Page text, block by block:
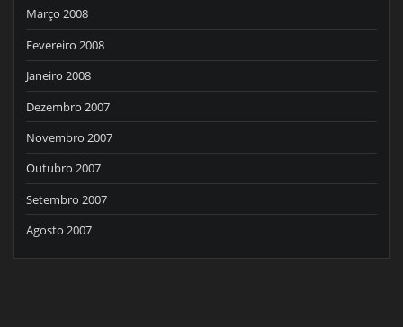
Março 2008
Fevereiro 2008
Janeiro 2008
Dezembro 2007
Novembro 2007
Outubro 2007
Setembro 2007
Agosto 2007